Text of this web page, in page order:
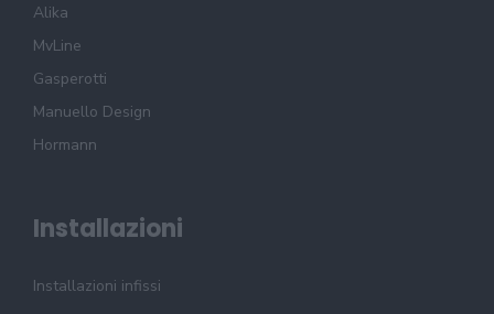
Alika
MvLine
Gasperotti
Manuello Design
Hormann
Installazioni
Installazioni infissi